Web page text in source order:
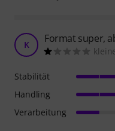
K Format super,
Stabilität
Handling
Verarbeitung